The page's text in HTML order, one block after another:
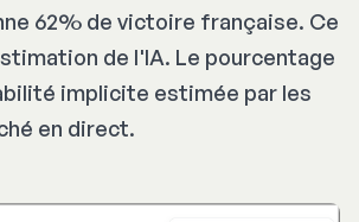
62% de victoire française. Ce
de l'IA. Le pourcentage
implicite estimée par les
en direct.